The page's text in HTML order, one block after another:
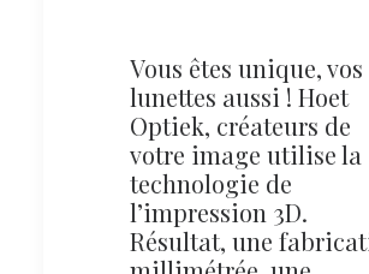
Vous êtes unique, vos
lunettes aussi ! Hoet
Optiek, créateurs de
votre image utilise la
technologie de
l’impression 3D.
Résultat, une